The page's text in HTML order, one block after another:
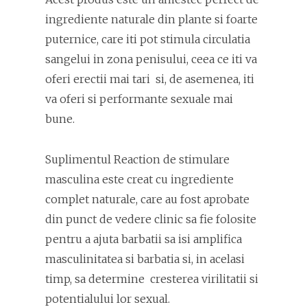
ingrediente naturale din plante si foarte
puternice, care iti pot stimula circulatia
sangelui in zona penisului, ceea ce iti va
oferi erectii mai tari si, de asemenea, iti
va oferi si performante sexuale mai
bune.
Suplimentul Reaction de stimulare
masculina este creat cu ingrediente
complet naturale, care au fost aprobate
din punct de vedere clinic sa fie folosite
pentru a ajuta barbatii sa isi amplifica
masculinitatea si barbatia si, in acelasi
timp, sa determine cresterea virilitatii si
potentialului lor sexual.